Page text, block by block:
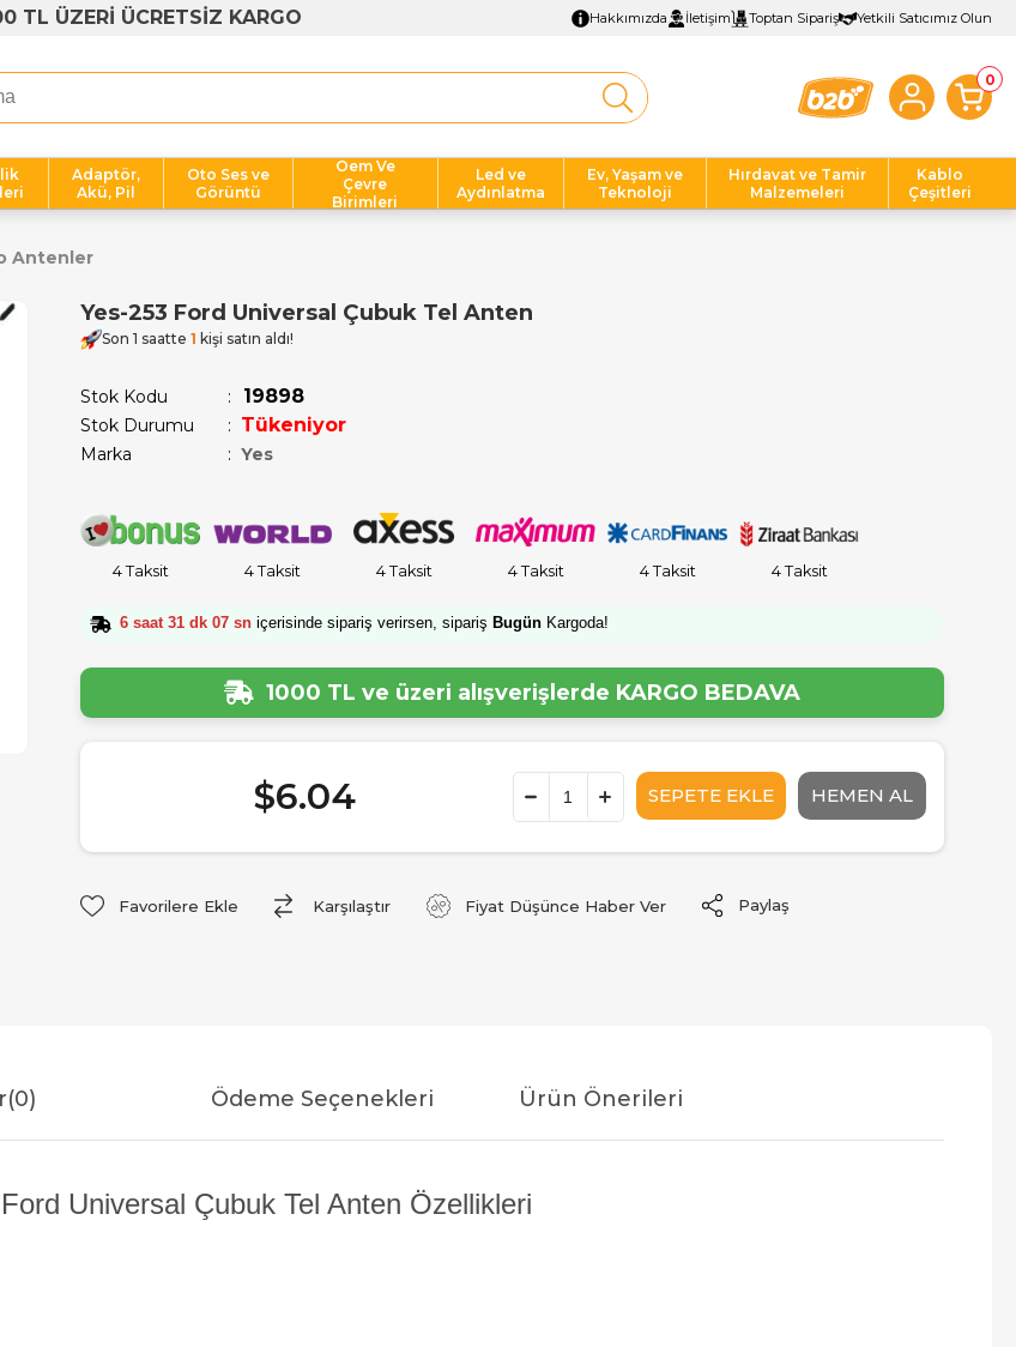
TL ÜZERİ ÜCRETSİZ KARGO Hakkımızda İletişim Toptan Sipariş Yetkili Satıcımız Olun
0
Adaptör,
Akü, Pil
Oto Ses ve
Görüntü
Oem Ve
Çevre
Birimleri
Led ve
Aydınlatma
Ev, Yaşam ve
Teknoloji
Hırdavat ve Tamir
Malzemeleri
Kablo
Çeşitleri
Antenler
Yes-253 Ford Universal Çubuk Tel Anten
Son 1 saatte 1 kişi satın aldı!
Stok Kodu 19898
Stok Durumu : Tükeniyor
Marka : Yes
4 Taksit 4 Taksit 4 Taksit 4 Taksit 4 Taksit 4 Taksit
6 saat 31 dk 07 sn içerisinde sipariş verirsen, sipariş Bugün Kargoda!
1000 TL ve üzeri alışverişlerde KARGO BEDAVA
$6.04
Favorilere Ekle Karşılaştır Fiyat Düşünce Haber Ver Paylaş
(0) Ödeme Seçenekleri Ürün Önerileri
Universal Çubuk Tel Anten Özellikleri